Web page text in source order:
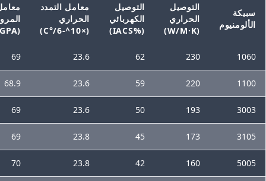
سبيكة
الألومنيوم
التوصيل
الحراري
(W/M·K)
التوصيل
الكهربائي
(%IACS)
معامل التمدد
الحراري
(×10^-6/°C)
(GPA)
1060
230
62
23.6
69
1100
220
59
23.6
68.9
3003
193
50
23.6
69
3105
173
45
23.8
69
5005
160
42
23.8
70